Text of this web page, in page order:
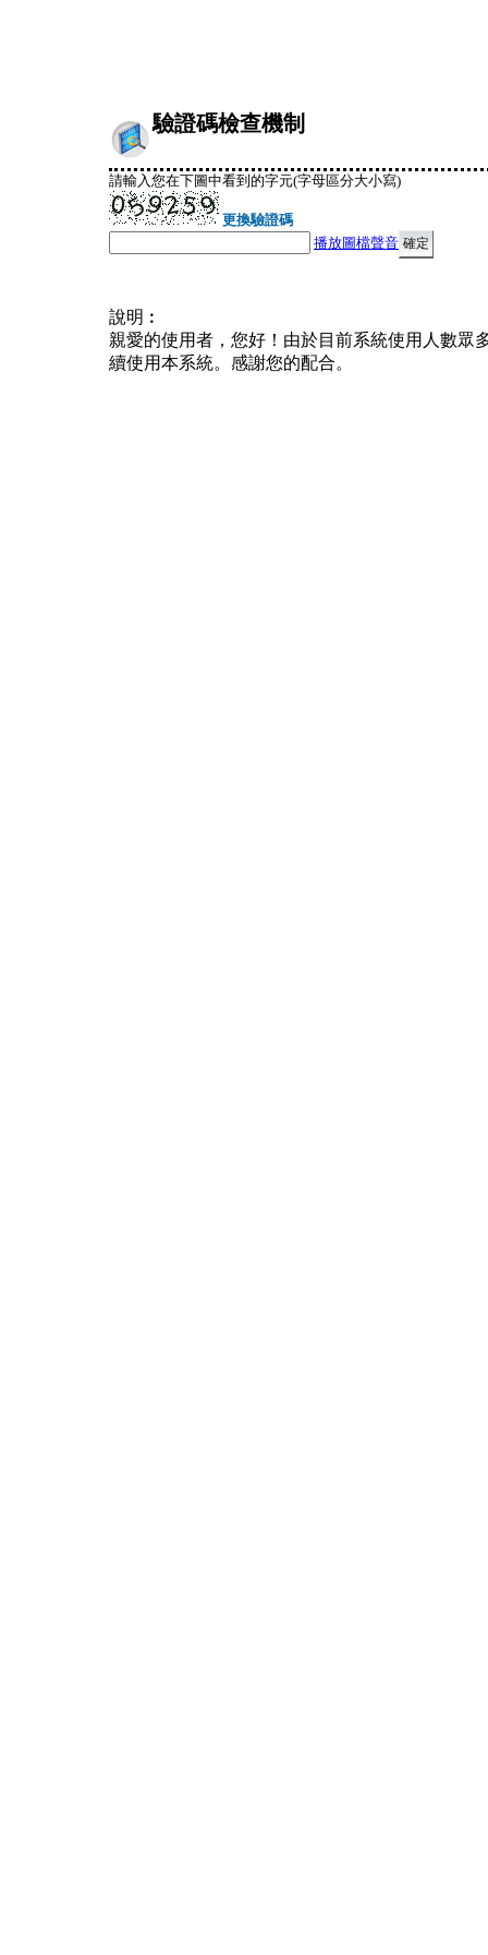
驗證碼檢查機制
請輸入您在下圖中看到的字元(字母區分大小寫)
更換驗證碼
播放圖檔聲音
說明︰
親愛的使用者，您好！由於目前系統使用人數眾
續使用本系統。感謝您的配合。